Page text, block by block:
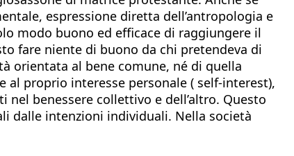
espressione diretta dell’antropologia e
modo buono ed efficace di raggiungere il
fare niente di buono da chi pretendeva di
orientata al bene comune, né di quella
al proprio interesse personale ( self-interest),
benessere collettivo e dell’altro. Questo
dalle intenzioni individuali. Nella società